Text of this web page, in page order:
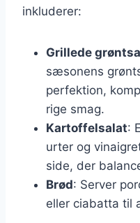
inkluderer:
Grillede
sæsonens
perfektion,
rige smag.
Kartoffelsalat:
urter og
side, der
Brød: Server
eller ciabatta til